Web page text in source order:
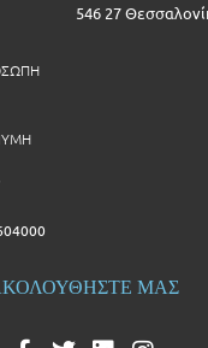
546 27
ΜΑΣ